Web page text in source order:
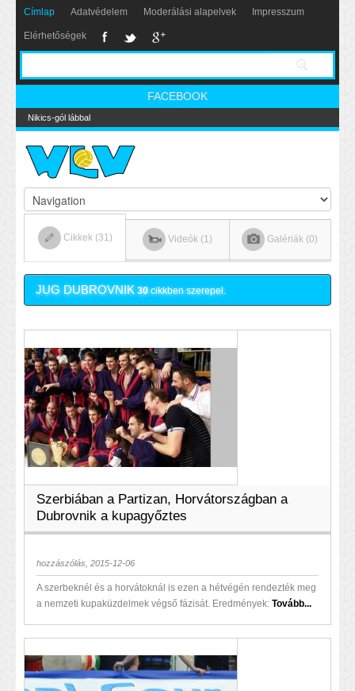
Címlap Adatvédelem Moderálási alapelvek Impresszum
Elérhetőségek
FACEBOOK
Nikics-gól lábbal
Cikkek (31) Videók (1) Galériák (0)
JUG DUBROVNIK 30cikkben szerepel.
Szerbiában a Partizan, Horvátországban a
Dubrovnik a kupagyőztes
hozzászólás, 2015-12-06
A szerbeknél és a horvátoknál is ezen a hétvégén rendezték meg
a nemzeti kupaküzdelmek végső fázisát. Eredmények: Tovább...